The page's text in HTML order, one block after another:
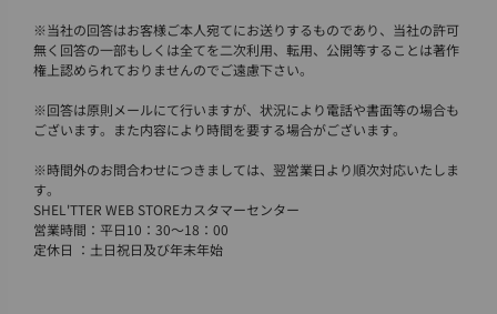
※当社の回答はお客様ご本人宛てにお送りするものであり、当社の許可
無く回答の一部もしくは全てを二次利用、転用、公開等することは著作
権上認められておりませんのでご遠慮下さい。
※回答は原則メールにて行いますが、状況により電話や書面等の場合も
ございます。また内容により時間を要する場合がございます。
※時間外のお問合わせにつきましては、翌営業日より順次対応いたしま
す。
SHEL'TTER WEB STOREカスタマーセンター
営業時間：平日10：30～18：00
定休日 ：土日祝日及び年末年始